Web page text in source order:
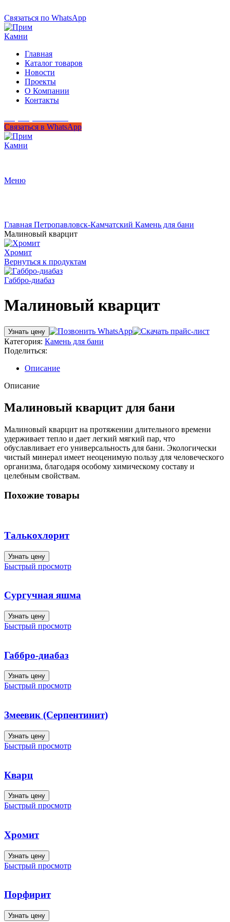
Связаться по WhatsApp
Главная
Каталог товаров
Новости
Проекты
О Компании
Контакты
Связаться в WhatsApp
Меню
Главная Петропавловск-Камчатский Камень для бани
Малиновый кварцит
Хромит
Вернуться к продуктам
Габбро-диабаз
Малиновый кварцит
Узнать цену
Категория: Камень для бани
Поделиться:
Описание
Описание
Малиновый кварцит для бани
Малиновый кварцит на протяжении длительного времени
удерживает тепло и дает легкий мягкий пар, что
обуславливает его универсальность для бани. Экологически
чистый минерал имеет неоценимую пользу для человеческого
организма, благодаря особому химическому составу и
целебным свойствам.
Похожие товары
Талькохлорит
Узнать цену
Быстрый просмотр
Сургучная яшма
Узнать цену
Быстрый просмотр
Габбро-диабаз
Узнать цену
Быстрый просмотр
Змеевик (Серпентинит)
Узнать цену
Быстрый просмотр
Кварц
Узнать цену
Быстрый просмотр
Хромит
Узнать цену
Быстрый просмотр
Порфирит
Узнать цену